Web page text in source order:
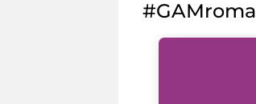
#GAMroma